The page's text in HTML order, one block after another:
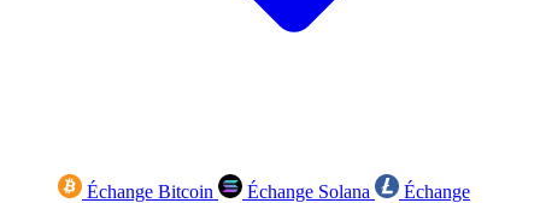
Échange Bitcoin Échange Solana
Échange